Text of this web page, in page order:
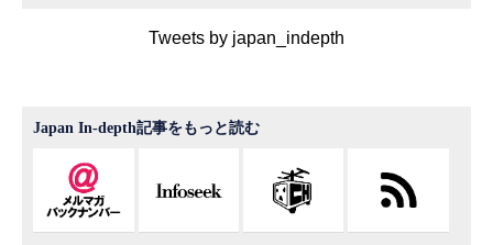
Tweets by japan_indepth
Japan In-depth記事をもっと読む